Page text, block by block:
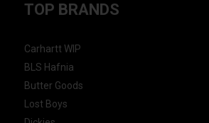
TOP BRANDS
Carhartt WIP
BLS Hafnia
Butter Goods
Lost Boys